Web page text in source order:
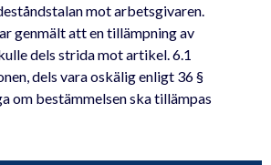
mot arbetsgivaren.
genmält att en tillämpning av
dels strida mot artikel. 6.1
dels vara oskälig enligt 36 §
om bestämmelsen ska tillämpas